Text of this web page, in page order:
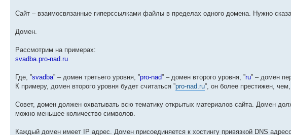
Сайт – взаимосвязанные гиперссылками файлы в пределах одного домена. Нужно
Домен.
Рассмотрим на примерах:
svadba.pro-nad.ru
Где, ”svadba” – домен третьего уровня, ”pro-nad” – домен второго уровня, ”ru” – домен
К примеру, домен второго уровня будет считаться ”pro-nad.ru”, он более престижен,
Совет, домен должен охватывать всю тематику открытых материалов сайта. Домен
можно меньшее количество символов.
Каждый домен имеет IP адрес. Домен присоединяется к хостингу привязкой DNS